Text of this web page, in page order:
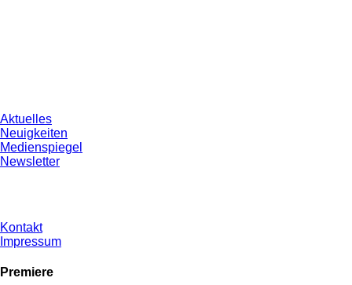
Aktuelles
Neuigkeiten
Medienspiegel
Newsletter
Kontakt
Impressum
Premiere